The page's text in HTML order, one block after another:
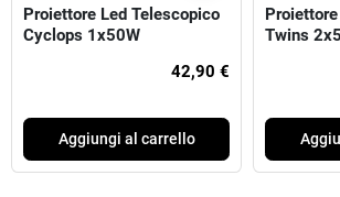
Proiettore Led Telescopico
Cyclops 1x50W
42,90 €
Aggiungi al carrello
Twins